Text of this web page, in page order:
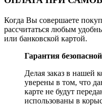
Когда Вы совершаете
рассчитаться любым
или банковской картой.
Гарантия
Делая заказ в нашей
уверены в том, что
карте не будут
использованы в